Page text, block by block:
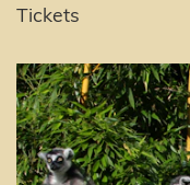
Tickets